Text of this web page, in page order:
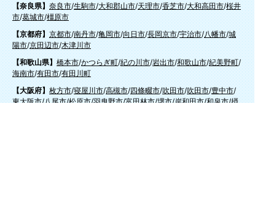
【奈良県】 奈良市/生駒市/大和郡山市/天理市/香芝市/大和高田市/桜井
市/葛城市/橿原市
【京都府】 京都市/南丹市/亀岡市/向日市/長岡京市/宇治市/八幡市/城
陽市/京田辺市/木津川市
【和歌山県】 橋本市/かつらぎ町/紀の川市/岩出市/和歌山市/紀美野町/
海南市/有田市/有田川町
【大阪府】 枚方市/寝屋川市/高槻市/四條畷市/吹田市/吹田市/豊中市/
東大阪市/八尾市/松原市/羽曳野市/富田林市/堺市/岸和田市/和泉市/摂